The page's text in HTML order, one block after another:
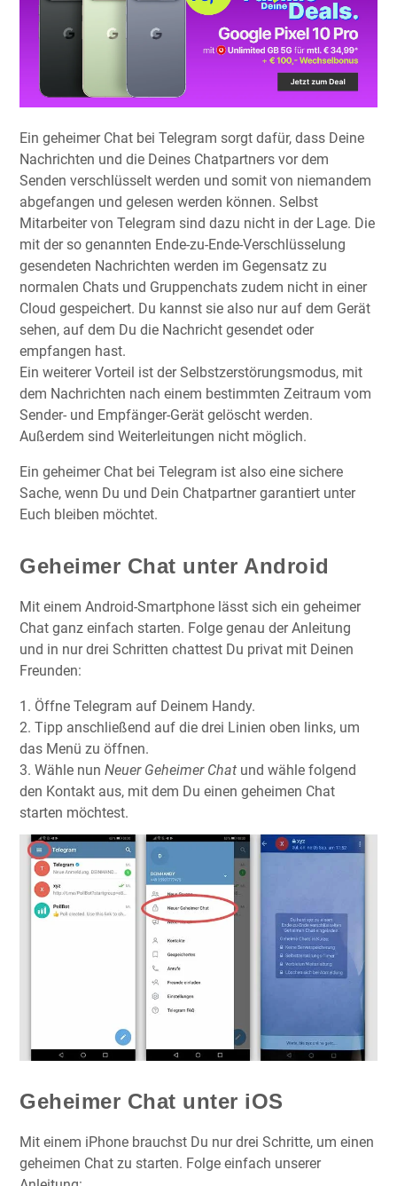
Ein geheimer Chat bei Telegram sorgt dafür, dass Deine
Nachrichten und die Deines Chatpartners vor dem
Senden verschlüsselt werden und somit von niemandem
abgefangen und gelesen werden können. Selbst
Mitarbeiter von Telegram sind dazu nicht in der Lage. Die
mit der so genannten Ende-zu-Ende-Verschlüsselung
gesendeten Nachrichten werden im Gegensatz zu
normalen Chats und Gruppenchats zudem nicht in einer
Cloud gespeichert. Du kannst sie also nur auf dem Gerät
sehen, auf dem Du die Nachricht gesendet oder
empfangen hast.
Ein weiterer Vorteil ist der Selbstzerstörungsmodus, mit
dem Nachrichten nach einem bestimmten Zeitraum vom
Sender- und Empfänger-Gerät gelöscht werden.
Außerdem sind Weiterleitungen nicht möglich.
Ein geheimer Chat bei Telegram ist also eine sichere
Sache, wenn Du und Dein Chatpartner garantiert unter
Euch bleiben möchtet.
Geheimer Chat unter Android
Mit einem Android-Smartphone lässt sich ein geheimer
Chat ganz einfach starten. Folge genau der Anleitung
und in nur drei Schritten chattest Du privat mit Deinen
Freunden:
1. Öffne Telegram auf Deinem Handy.
2. Tipp anschließend auf die drei Linien oben links, um
das Menü zu öffnen.
3. Wähle nun Neuer Geheimer Chat und wähle folgend
den Kontakt aus, mit dem Du einen geheimen Chat
starten möchtest.
Geheimer Chat unter iOS
Mit einem iPhone brauchst Du nur drei Schritte, um einen
geheimen Chat zu starten. Folge einfach unserer